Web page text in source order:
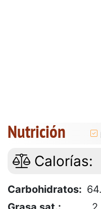
Nutrición
Calorías:
Carbohidratos: